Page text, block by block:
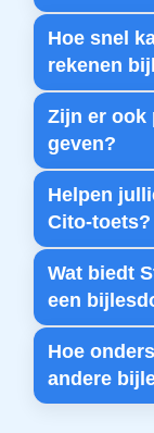
Hoe snel
rekenen
Zijn er ook
geven?
Helpen
Cito-toets?
Wat biedt
een
Hoe
andere